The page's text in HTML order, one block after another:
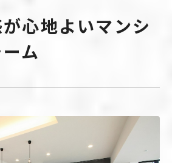
心地よいマンシ
ム